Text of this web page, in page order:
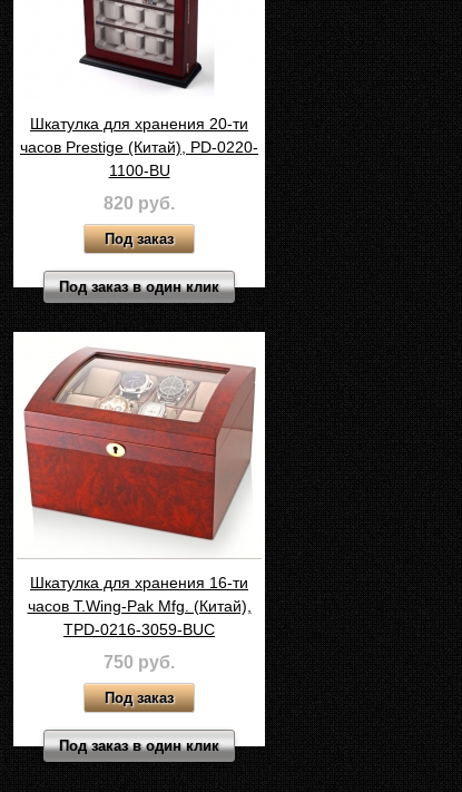
Шкатулка для хранения 20-ти
часов Prestige (Китай), PD-0220-
1100-BU
820 руб.
Под заказ в один клик
Шкатулка для хранения 16-ти
часов T.Wing-Pak Mfg. (Китай),
TPD-0216-3059-BUC
750 руб.
Под заказ в один клик